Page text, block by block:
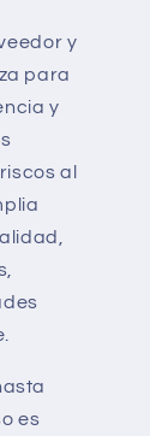
y
para
y
al
es